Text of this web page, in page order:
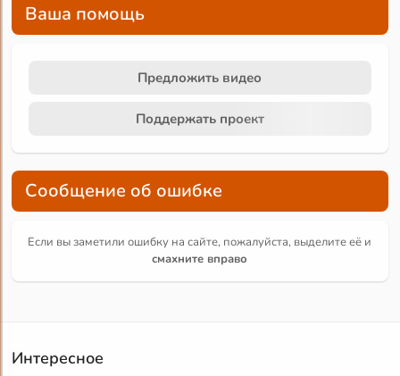
Ваша помощь
Предложить видео
Поддержать проект
Сообщение об ошибке
Если вы заметили ошибку на сайте, пожалуйста, выделите её и
смахните вправо
Интересное